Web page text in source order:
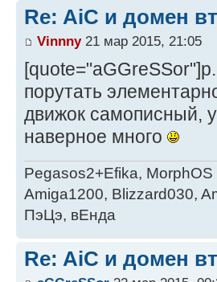
Re: AiC и домен
Vinnny21 мар 2015, 21:05
порутать
движок самописный,
наверное много
Pegasos2+Efika, MorphOS
Amiga1200, Blizzard030,
ПэЦэ, вЕнда
Re: AiC и домен